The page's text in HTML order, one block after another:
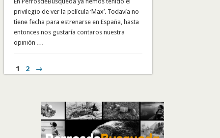
privilegio de ver la película ‘Max’. Todavía no
tiene fecha para estrenarse en España, hasta
entonces nos gustaría contaros nuestra
opinión …
1 2 →